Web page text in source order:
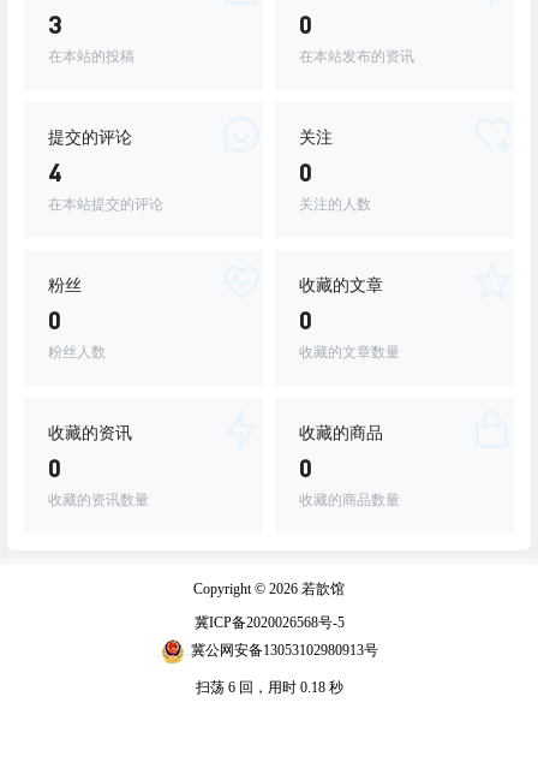
3
在本站的投稿
0
在本站发布的资讯
提交的评论
4
在本站提交的评论
关注
0
关注的人数
粉丝
0
粉丝人数
收藏的文章
0
收藏的文章数量
收藏的资讯
0
收藏的资讯数量
收藏的商品
0
收藏的商品数量
Copyright © 2026 若歆馆
冀ICP备2020026568号-5
冀公网安备13053102980913号
扫荡 6 回，用时 0.18 秒